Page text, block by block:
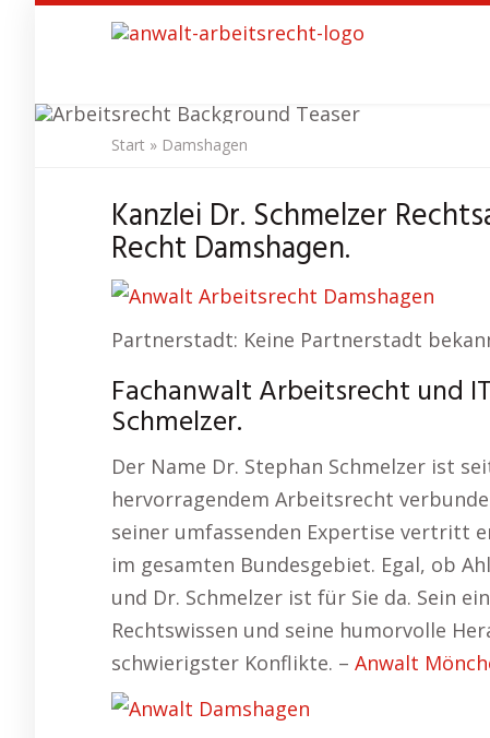
content
Start » Damshagen
Kanzlei Dr. Schmelzer
Recht Damshagen.
Partnerstadt: Keine Partnerstadt
Fachanwalt Arbeitsrecht und
Schmelzer.
Der Name Dr. Stephan Schmelzer ist
hervorragendem Arbeitsrecht
seiner umfassenden Expertise vertritt
im gesamten Bundesgebiet. Egal, ob
und Dr. Schmelzer ist für Sie da. Sein
Rechtswissen und seine humorvolle
schwierigster Konflikte. – Anwalt